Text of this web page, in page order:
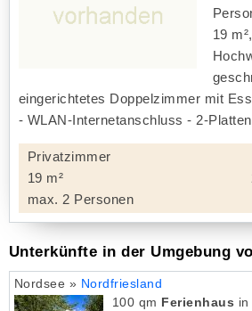
19
eingerichtetes Doppelzimmer mit
- WLAN-Internetanschluss - 2-
Privatzimmer
19 m²
max. 2 Personen
Unterkünfte in der Umgebung
Nordsee » Nordfriesland
100 qm Ferienhaus in